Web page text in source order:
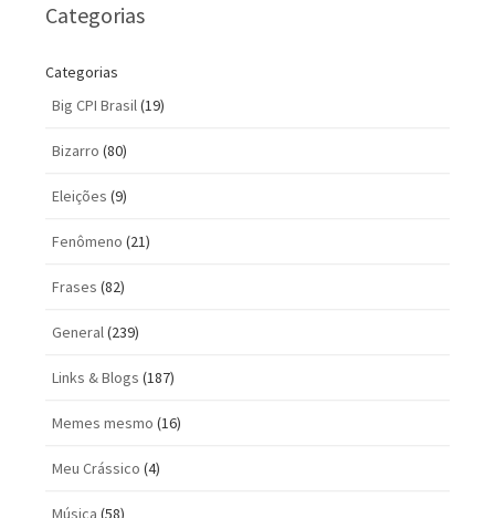
Categorias
Categorias
Big CPI Brasil(19)
Bizarro (80)
Eleições (9)
Fenômeno (21)
Frases (82)
General(239)
Links & Blogs (187)
Memes mesmo (16)
Meu Crássico (4)
Música (58)